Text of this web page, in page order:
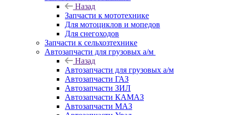
Назад
Запчасти к мототехнике
Для мотоциклов и мопедов
Для снегоходов
Запчасти к сельхозтехнике
Автозапчасти для грузовых а/м
Назад
Автозапчасти для грузовых а/м
Автозапчасти ГАЗ
Автозапчасти ЗИЛ
Автозапчасти КАМАЗ
Автозапчасти МАЗ